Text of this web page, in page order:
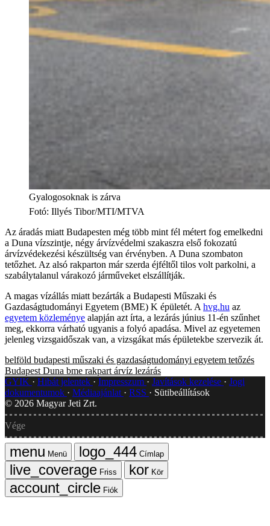
Gyalogosoknak is zárva
Fotó: Illyés Tibor/MTI/MTVA
Az áradás miatt Budapesten még több mint fél métert fog emelkedni
a Duna vízszintje, négy árvízvédelmi szakaszra első fokozatú
árvízvédekezési készültség van érvényben. A Duna szombaton
tetőzhet. Az alsó rakparton már szerda éjféltől tilos volt parkolni, a
szabálytalanul várakozó járműveket elszállítják.
A magas vízállás miatt bezárták a Budapesti Műszaki és
Gazdaságtudományi Egyetem (BME) K épületét. A hvg.hu az
egyetem közleménye alapján azt írta, a lezárás június 11-én szűnhet
meg, ekkorra várható ugyanis a folyó apadása. Mivel az egyetemen
jelenleg vizsgaidőszak van, a vizsgákat más épületekbe szervezik át.
belföld budapesti műszaki és gazdaságtudományi egyetem tetőzés
Budapest Duna bme rakpart árvíz lezárás
GYIK
Hibát jelentek Impresszum Javítások kezelése
Jogi
dokumentumok
Médiaajánlat RSS
Sütibeállítások
© 2026 Magyar Jeti Zrt.
Vége
Menü
Címlap
Friss
Kör
Fiók